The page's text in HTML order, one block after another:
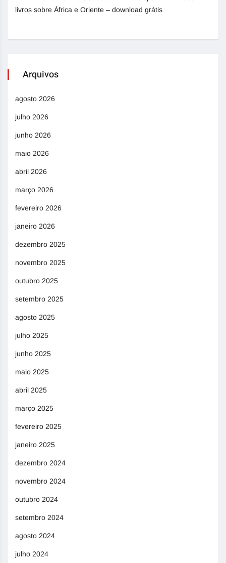
livros sobre África e Oriente – download grátis
Arquivos
agosto 2026
julho 2026
junho 2026
maio 2026
abril 2026
março 2026
fevereiro 2026
janeiro 2026
dezembro 2025
novembro 2025
outubro 2025
setembro 2025
agosto 2025
julho 2025
junho 2025
maio 2025
abril 2025
março 2025
fevereiro 2025
janeiro 2025
dezembro 2024
novembro 2024
outubro 2024
setembro 2024
agosto 2024
julho 2024